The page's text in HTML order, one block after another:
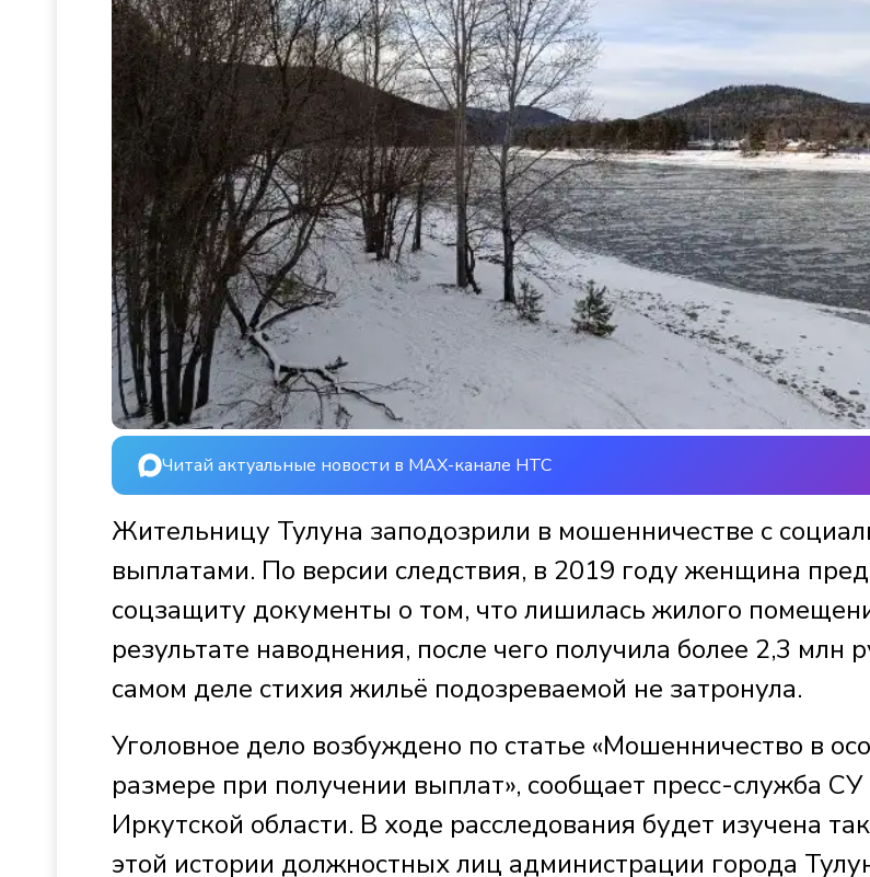
Читай актуальные новости в MAX-канале НТС
Жительницу Тулуна заподозрили в мошенничестве с
выплатами. По версии следствия, в 2019 году женщина
соцзащиту документы о том, что лишилась жилого
результате наводнения, после чего получила более 2,3 млн
самом деле стихия жильё подозреваемой не затронула.
Уголовное дело возбуждено по статье «Мошенничество в
размере при получении выплат», сообщает пресс-служба
Иркутской области. В ходе расследования будет изучена
этой истории должностных лиц администрации города